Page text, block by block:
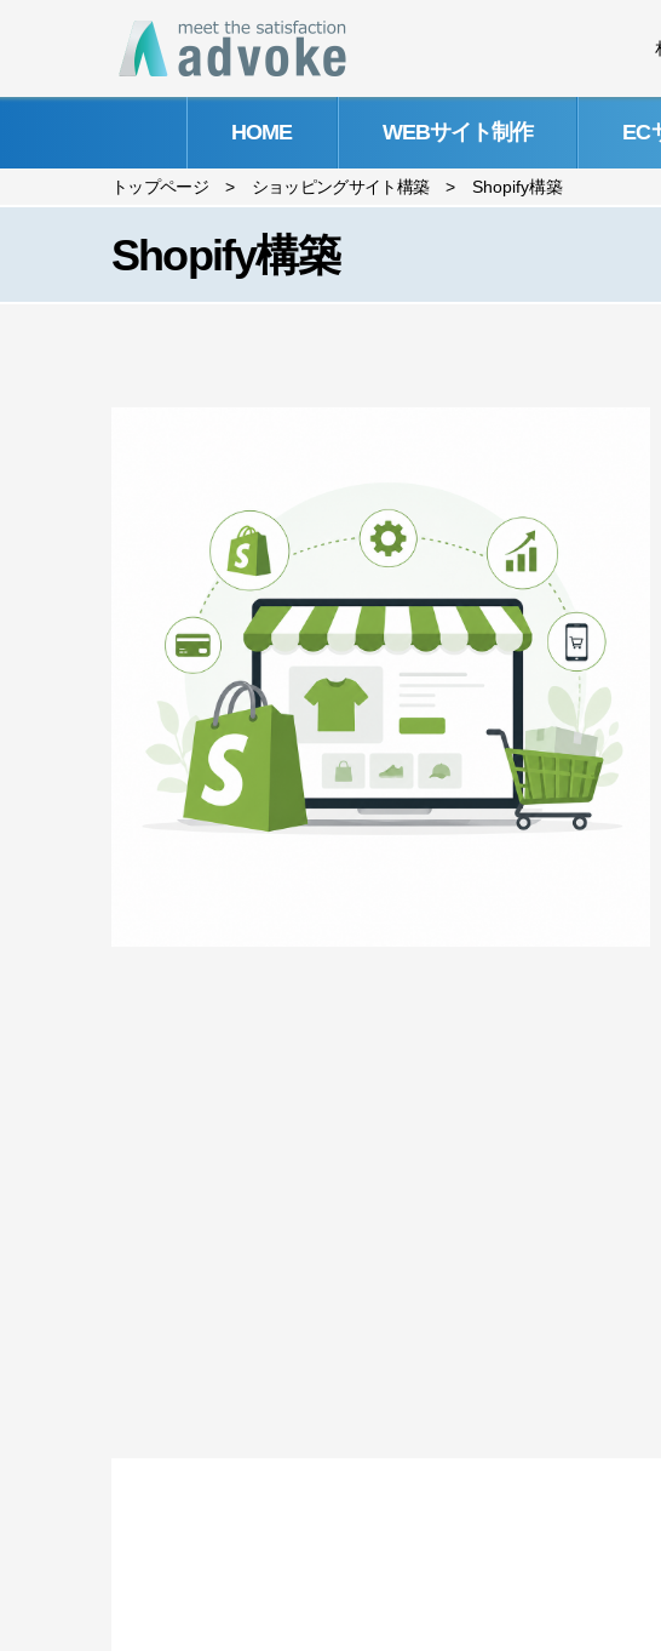
HOME WEBサイト制作 EC
トップページ > ショッピングサイト構築 > Shopify構築
Shopify構築